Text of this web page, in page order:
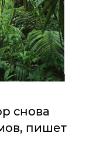
снова
пишет